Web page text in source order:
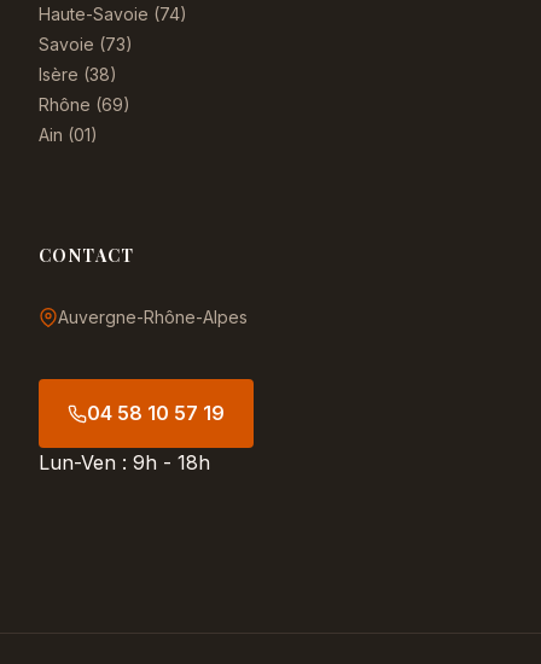
Haute-Savoie (74)
Savoie (73)
Isère (38)
Rhône (69)
Ain (01)
CONTACT
Auvergne-Rhône-Alpes
04 58 10 57 19
Lun-Ven : 9h - 18h